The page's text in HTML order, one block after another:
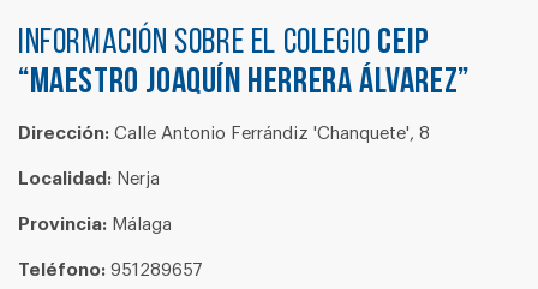
Información sobre el colegio CEIP
“MAESTRO JOAQUÍN HERRERA ÁLVAREZ”
Dirección: Calle Antonio Ferrándiz 'Chanquete', 8
Localidad: Nerja
Provincia: Málaga
Teléfono: 951289657